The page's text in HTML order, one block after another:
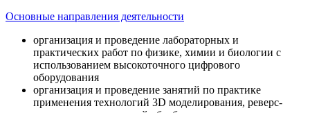
Основные направления деятельности
организация и проведение лабораторных и
практических работ по физике, химии и биологии с
использованием высокоточного цифрового
оборудования
организация и проведение занятий по практике
применения технологий 3D моделирования, реверс-